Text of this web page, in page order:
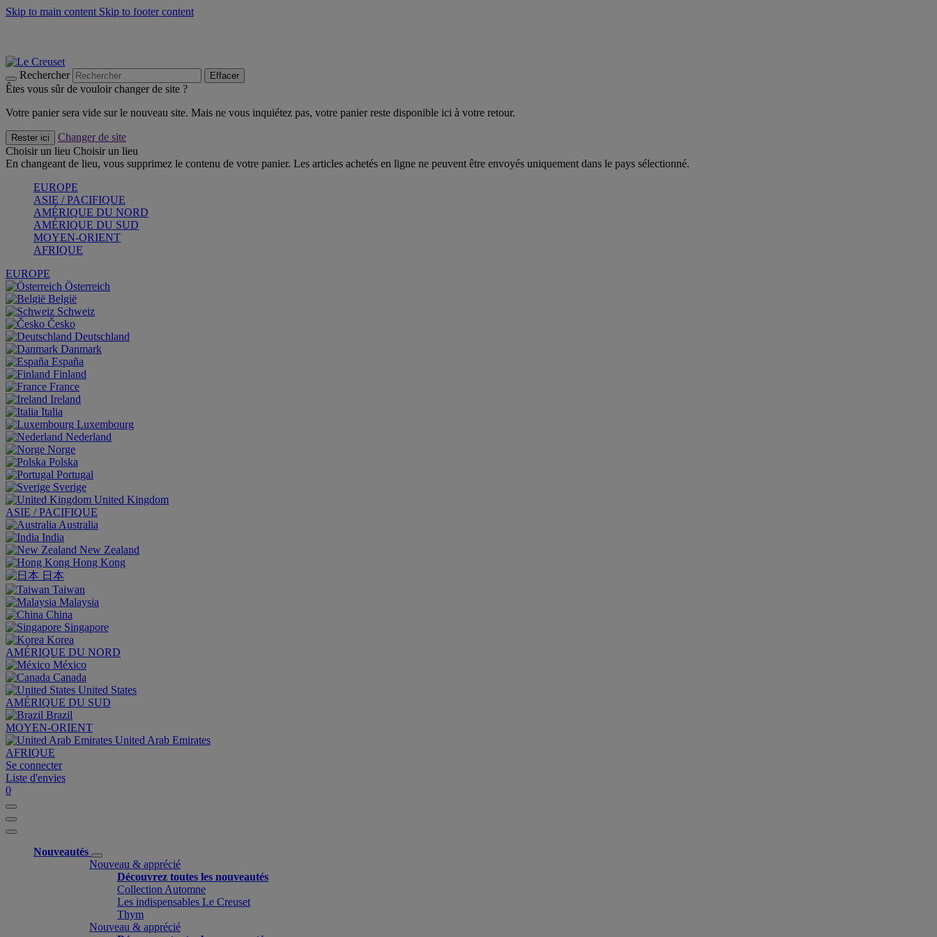
Skip to main content Skip to footer content
Rechercher Effacer
Êtes vous sûr de vouloir changer de site ?
Votre panier sera vide sur le nouveau site. Mais ne vous inquiétez pas, votre panier reste disponible ici à votre retour.
Rester ici
Changer de site
Choisir un lieu Choisir un lieu
En changeant de lieu, vous supprimez le contenu de votre panier. Les articles achetés en ligne ne peuvent être envoyés uniquement dans le pays sélectionné.
EUROPE
ASIE / PACIFIQUE
AMÉRIQUE DU NORD
AMÉRIQUE DU SUD
MOYEN-ORIENT
AFRIQUE
EUROPE
Österreich
België
Schweiz
Česko
Deutschland
Danmark
España
Finland
France
Ireland
Italia
Luxembourg
Nederland
Norge
Polska
Portugal
Sverige
United Kingdom
ASIE / PACIFIQUE
Australia
India
New Zealand
Hong Kong
日本
Taiwan
Malaysia
China
Singapore
Korea
AMÉRIQUE DU NORD
México
Canada
United States
AMÉRIQUE DU SUD
Brazil
MOYEN-ORIENT
United Arab Emirates
AFRIQUE
Se connecter
Liste d'envies
0
Nouveautés
Nouveau & apprécié
Découvrez toutes les nouveautés
Collection Automne
Les indispensables Le Creuset
Thym
Nouveau & apprécié